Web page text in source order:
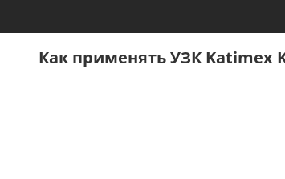
Как применять УЗК Katimex